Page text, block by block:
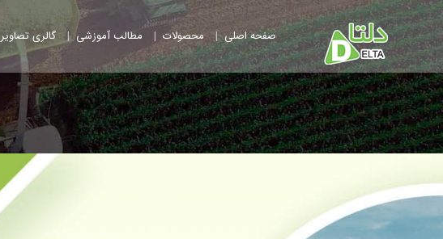
صفحه اصلی | محصولات | مطالب آموزشی | گالری تصاویر